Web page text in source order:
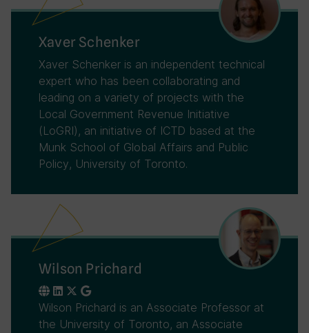
Xaver Schenker
Xaver Schenker is an independent technical
expert who has been collaborating and
leading on a variety of projects with the
Local Government Revenue Initiative
(LoGRI), an initiative of ICTD based at the
Munk School of Global Affairs and Public
Policy, University of Toronto.
Wilson Prichard
Wilson Prichard is an Associate Professor at
the University of Toronto, an Associate